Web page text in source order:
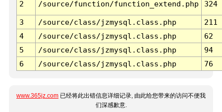
2 /source/function/function_extend.php 324
3 /source/class/jzmysql.class.php
211
4
/source/class/jzmysql.class.php
62
5
/source/class/jzmysql.class.php
94
6
/source/class/jzmysql.class.php 76
www.365jz.com 已经将此出错信息详细记录, 由此给您带来的访问不便我
们深感歉意.